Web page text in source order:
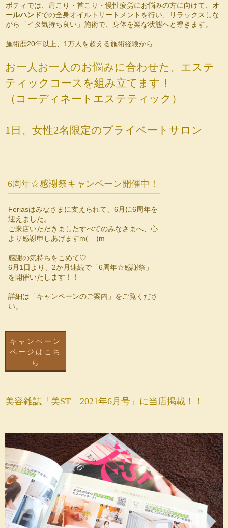
ボティでは、肩こり・首こり・慢性疲労にお悩みの方に向けて、オ
ールハンドでの全身オイルトリートメントを行い、リラックスしな
がら「イタ気持ち良い」施術で、身体を楽な状態へと導きます。
施術歴20年以上、1万人を超える施術経験から
お一人お一人のお悩みに合わせた、エステ
ティックコースを組み立てます！
（コーディネートエステティック）
1日、女性2名限定のプライベートサロン
6周年☆感謝祭キャンペーン開催中！
Feriasはみなさまに支えられて、6月に6周年を
迎えました。
ご来店いただきましたすべてのみなさまへ、心
より感謝申しあげますm(__)m
感謝の気持ちをこめて♡
6月1日より、2か月連続で「6周年☆感謝祭」
を開催いたします！！
詳細は「キャンペーンのご案内」をご覧くださ
い。
キャンペーン
ページはこち
ら
美容雑誌「美ST 2021年6月号」に当店掲載！！